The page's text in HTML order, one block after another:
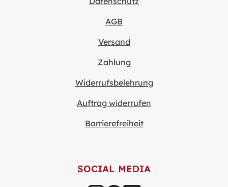
AGB
Versand
Zahlung
Widerrufsbelehrung
Auftrag widerrufen
Barrierefreiheit
SOCIAL MEDIA